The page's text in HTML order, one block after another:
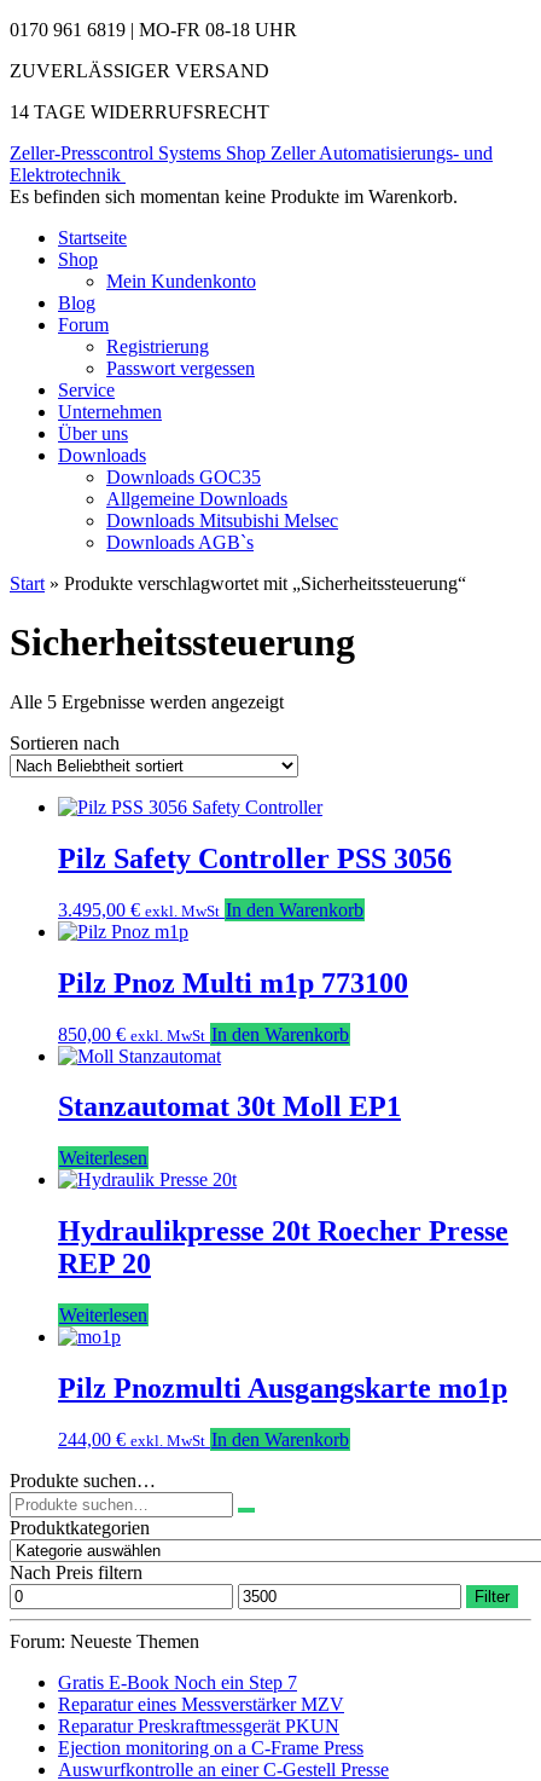
0170 961 6819 | MO-FR 08-18 UHR
ZUVERLÄSSIGER VERSAND
14 TAGE WIDERRUFSRECHT
Zeller-Presscontrol Systems Shop Zeller Automatisierungs- und
Elektrotechnik
Es befinden sich momentan keine Produkte im Warenkorb.
Startseite
Shop
Mein Kundenkonto
Blog
Forum
Registrierung
Passwort vergessen
Service
Unternehmen
Über uns
Downloads
Downloads GOC35
Allgemeine Downloads
Downloads Mitsubishi Melsec
Downloads AGB`s
Start » Produkte verschlagwortet mit „Sicherheitssteuerung“
Sicherheitssteuerung
Alle 5 Ergebnisse werden angezeigtNach
Sortieren nach
Pilz Safety Controller PSS 3056
3.495,00 € exkl. MwSt In den Warenkorb
Pilz Pnoz Multi m1p 773100
850,00 € exkl. MwSt In den Warenkorb
Stanzautomat 30t Moll EP1
Weiterlesen
Hydraulikpresse 20t Roecher Presse
REP 20
Weiterlesen
Pilz Pnozmulti Ausgangskarte mo1p
244,00 € exkl. MwSt In den Warenkorb
Produkte suchen…
Suchen
nach:
Produktkategorien
Nach Preis filtern
Min.
Preis
Max.
Preis
Filter
Forum: Neueste Themen
Gratis E-Book Noch ein Step 7
Reparatur eines Messverstärker MZV
Reparatur Preskraftmessgerät PKUN
Ejection monitoring on a C-Frame Press
Auswurfkontrolle an einer C-Gestell Presse